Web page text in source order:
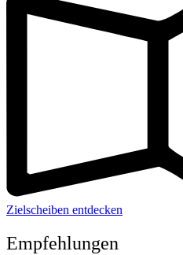
Zielscheiben entdecken
Empfehlungen